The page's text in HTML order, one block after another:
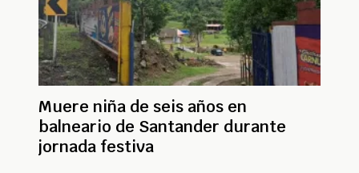
Muere niña de seis años en
balneario de Santander durante
jornada festiva